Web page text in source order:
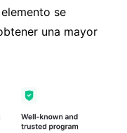
se
una mayor